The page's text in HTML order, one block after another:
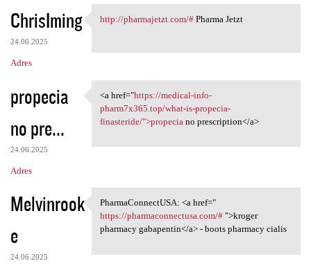
ChrisIming
24.06.2025
Adres
http://pharmajetzt.com/#
http://pharmajetzt.com/#Pharma Jetzt
propecia
no pre...
24.06.2025
Adres
<a href="https://medical-info
<a href="https://medical-info-
pharm7x365.top/what-is-propecia-
finasteride/">propecia no prescription</a>
Melvinrook
e
24.06.2025
PharmaConnectUSA: <a href="
PharmaConnectUSA: <a href="
https://pharmaconnectusa.com/#">kroger
pharmacy gabapentin</a> - boots pharmacy cialis